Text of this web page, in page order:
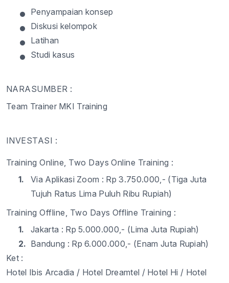
• Penyampaian konsep
• Diskusi kelompok
• Latihan
• Studi kasus
NARASUMBER :
Team Trainer MKI Training
INVESTASI :
Training Online, Two Days Online Training :
1.
Via Aplikasi Zoom : Rp 3.750.000,- (Tiga Juta
Tujuh Ratus Lima Puluh Ribu Rupiah)
Training Offline, Two Days Offline Training :
1.
Jakarta : Rp 5.000.000,- (Lima Juta Rupiah)
2. Bandung : Rp 6.000.000,- (Enam Juta Rupiah)
Ket :
Hotel Ibis Arcadia / Hotel Dreamtel / Hotel Hi / Hotel